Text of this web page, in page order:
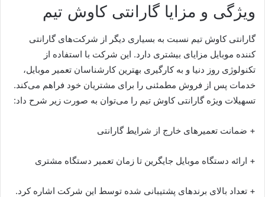
ویژگی و مزایا گارانتی کاوش تیم
گارانتی کاوش تیم نسبت به بسیاری دیگر از شرکت‌های گارانتی
کننده موبایل مزایای بیشتری دارد. این شرکت با استفاده از
تکنولوژی روز دنیا و به کارگیری بهترین کارشناسان تعمیر موبایل،
خدمات پس از فروش مطمئنی را برای مشتریان خود فراهم می‌کند.
تسهیلات ویژه گارانتی کاوش تیم را می‌توان به صورت زیر شرح داد:
+ ضمانت تعمیرهای خارج از شرایط گارانتی
+ ارائه دستگاه موبایل جایگرین تا زمان تعمیر دستگاه مشتری
+ تعداد بالای برندهای پشتیبانی شده توسط این شرکت اشاره کرد.